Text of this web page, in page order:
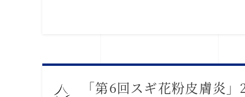
「第6回スギ花粉皮膚炎